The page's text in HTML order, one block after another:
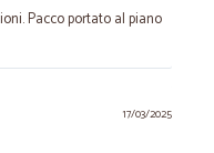
Pacco portato al piano
17/03/2025